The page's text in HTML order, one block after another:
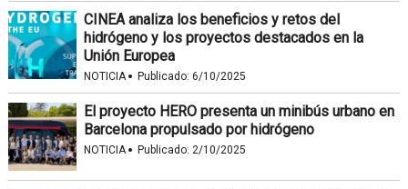
CINEA analiza los beneficios y retos del
hidrógeno y los proyectos destacados en la
Unión Europea
NOTICIA· Publicado: 6/10/2025
El proyecto HERO presenta un minibús urbano en
Barcelona propulsado por hidrógeno
NOTICIA· Publicado: 2/10/2025